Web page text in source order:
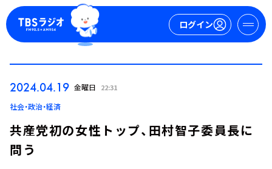
ログイン
2024.04.19 金曜日 22:31
社会・政治・経済
共産党初の女性トップ、田村智子委員長に
問う